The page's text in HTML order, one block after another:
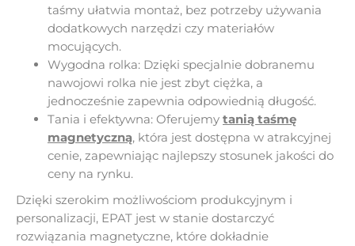
taśmy ułatwia montaż, bez potrzeby używania
dodatkowych narzędzi czy materiałów
mocujących.
Wygodna rolka: Dzięki specjalnie dobranemu
nawojowi rolka nie jest zbyt ciężka, a
jednocześnie zapewnia odpowiednią długość.
Tania i efektywna: Oferujemy tanią taśmę
magnetyczną, która jest dostępna w atrakcyjnej
cenie, zapewniając najlepszy stosunek jakości do
ceny na rynku.
Dzięki szerokim możliwościom produkcyjnym i
personalizacji, EPAT jest w stanie dostarczyć
rozwiązania magnetyczne, które dokładnie